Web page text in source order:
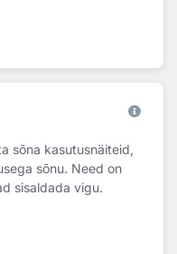
sõna kasutusnäiteid,
sõnu. Need on
sisaldada vigu.